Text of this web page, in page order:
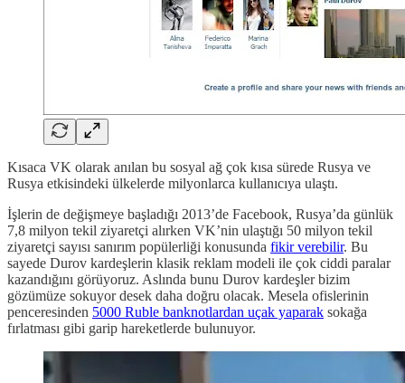
Kısaca VK olarak anılan bu sosyal ağ çok kısa sürede Rusya ve
Rusya etkisindeki ülkelerde milyonlarca kullanıcıya ulaştı.
İşlerin de değişmeye başladığı 2013’de Facebook, Rusya’da günlük
7,8 milyon tekil ziyaretçi alırken VK’nin ulaştığı 50 milyon tekil
ziyaretçi sayısı sanırım popülerliği konusunda fikir verebilir. Bu
sayede Durov kardeşlerin klasik reklam modeli ile çok ciddi paralar
kazandığını görüyoruz. Aslında bunu Durov kardeşler bizim
gözümüze sokuyor desek daha doğru olacak. Mesela ofislerinin
penceresinden 5000 Ruble banknotlardan uçak yaparak sokağa
fırlatması gibi garip hareketlerde bulunuyor.